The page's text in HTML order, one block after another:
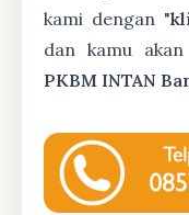
kami dengan "
dan kamu
PKBM INTAN